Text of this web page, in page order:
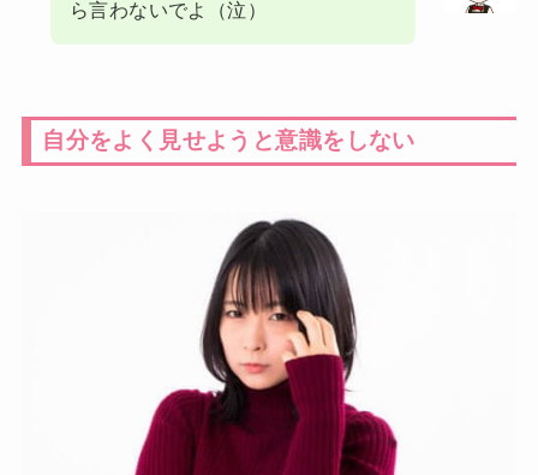
ら言わないでよ（泣）
自分をよく見せようと意識をしない